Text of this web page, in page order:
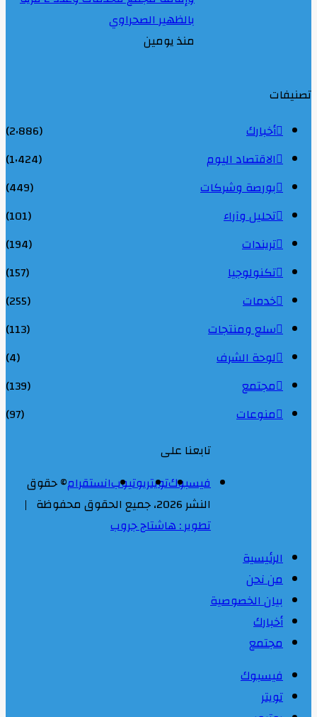
بالظهير الصحراوي
منذ يومين
تصنيفات
أخبارك
(2٬886)
الاقتصاد اليوم
(1٬424)
بورصة وشركات
(449)
تحليل وآراء
(101)
تريندات
(194)
تكنولوجيا
(157)
خدمات
(255)
سلع ومنتجات
(113)
لوحة الشرف
(4)
مجتمع
(139)
منوعات
(97)
تابعنا على
فيسبوكتويتريوتيوبانستقرام© حقوق
النشر 2026، جميع الحقوق محفوظة |
تطوير : هاشتاج جروب
الرئيسية
من نحن
بيان الخصوصية
أخبارك
مجتمع
فيسبوك
تويتر